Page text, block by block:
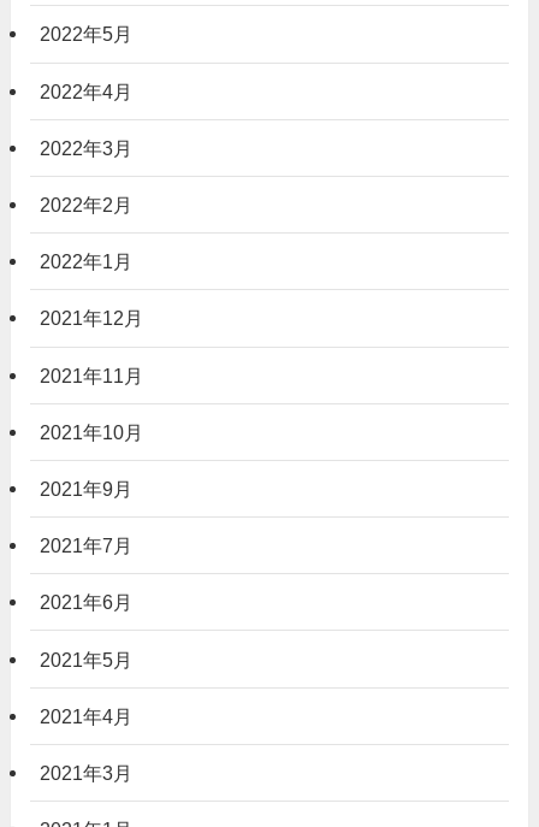
2022年5月
2022年4月
2022年3月
2022年2月
2022年1月
2021年12月
2021年11月
2021年10月
2021年9月
2021年7月
2021年6月
2021年5月
2021年4月
2021年3月